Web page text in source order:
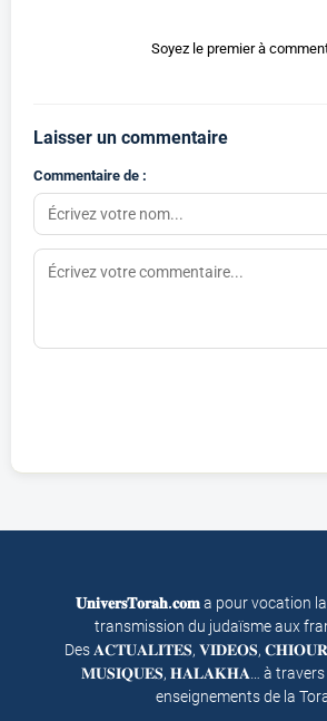
Soyez le premier à
Laisser un commentaire
Commentaire de :
𝐔𝐧𝐢𝐯𝐞𝐫𝐬𝐓𝐨𝐫𝐚𝐡.𝐜𝐨𝐦a pour vocation
transmission du judaïsme aux
Des 𝐀𝐂𝐓𝐔𝐀𝐋𝐈𝐓𝐄𝐒, 𝐕𝐈𝐃𝐄𝐎𝐒,
𝐌𝐔𝐒𝐈𝐐𝐔𝐄𝐒, 𝐇𝐀𝐋𝐀𝐊𝐇𝐀… à travers
enseignements de la